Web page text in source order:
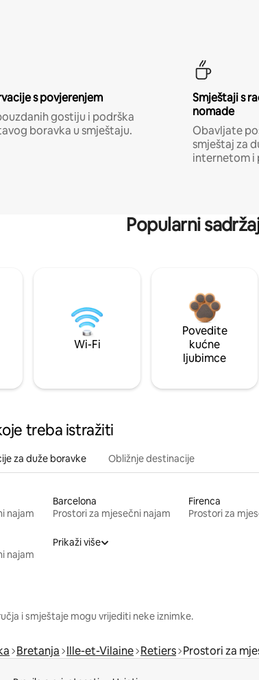
s povjerenjem
gostiju i podrška
boravka u smještaju.
Smještaji s
nomade
Obavljate
smještaj za
internetom i
Popularni
Wi-Fi
Povedite
kućne
ljubimce
treba istražiti
za duže boravke Obližnje destinacije
najam
Barcelona
Prostori za mjesečni najam
Firenca
Prostori za
najam
Prikaži više
i smještaje mogu vrijediti neke iznimke.
Bretanja Ille-et-Vilaine Retiers Prostori za